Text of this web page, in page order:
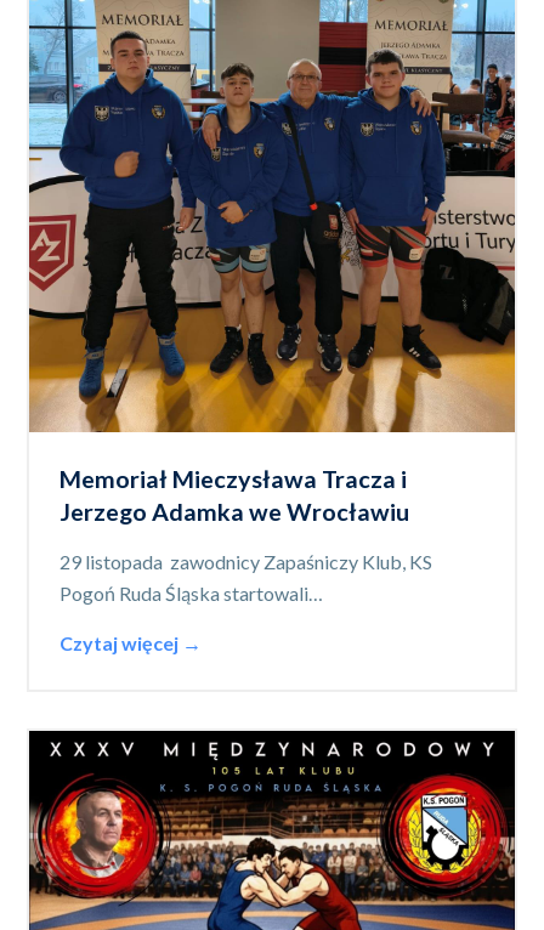
Memoriał Mieczysława Tracza i
Jerzego Adamka we Wrocławiu
29 listopada zawodnicy Zapaśniczy Klub, KS
Pogoń Ruda Śląska startowali…
Czytaj więcej →